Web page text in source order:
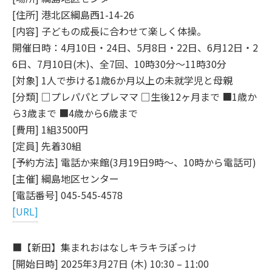
[住所] 港北区綱島西1-14-26
[内容] 子どもの成長に合わせて楽しく体操。
開催日時：4月10日・24日、5月8日・22日、6月12日・2
6日、7月10日(木)、全7回、10時30分～11時30分
[対象] 1人で歩ける1歳6か月以上の未就学児と母親
[分類] □プレパパとプレママ □生後12ヶ月まで ■1歳か
ら3歳まで ■4歳から6歳まで
[費用] 1組3500円
[定員] 先着30組
[予約方法] 電話か来館(3月19日9時～、10時から電話可)
[主催] 綱島地区センター
[電話番号] 045-545-4578
[URL]
■【新田】集まれおはなしキラキラぽっけ
[開始日時] 2025年3月27日 (木) 10:30 – 11:00